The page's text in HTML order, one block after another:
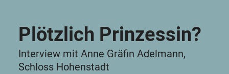
Plötzlich Prinzessin?
Interview mit Anne Gräfin Adelmann,
Schloss Hohenstadt